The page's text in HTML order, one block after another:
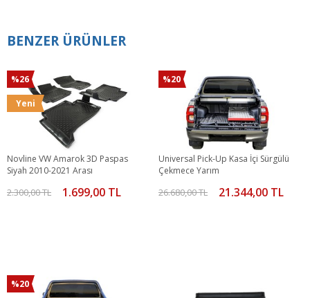
BENZER ÜRÜNLER
%26
Yeni
Novline VW Amarok 3D Paspas
Siyah 2010-2021 Arası
2.300,00 TL 1.699,00 TL
%20
Universal Pick-Up Kasa İçi Sürgülü
Çekmece Yarım
26.680,00 TL 21.344,00 TL
%20